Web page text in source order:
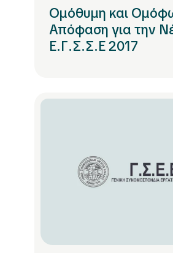
Ομόθυμη και
Απόφαση για την
Ε.Γ.Σ.Σ.Ε 2017